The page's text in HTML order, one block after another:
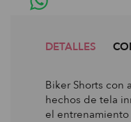
DETALLES
Biker Shorts con
hechos de tela
el